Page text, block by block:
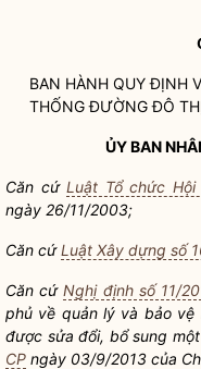
BAN HÀNH QUY ĐỊNH
THỐNG ĐƯỜNG ĐÔ
ỦY BAN
Căn cứLuật Tổ chức
ngày 26/11/2003;
Căn cứLuật Xây dựng số
Căn cứNghị định số 11/
phủ về quản lý và bảo
được sửa đổi, bổ sung
CP ngày 03/9/2013 của